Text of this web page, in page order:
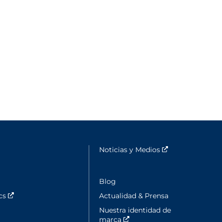
fenêtre
fenêtre
Nouvelle fenêtre
Noticias y Medios
Blog
Actualidad & Prensa
Nuestra identidad de
marca